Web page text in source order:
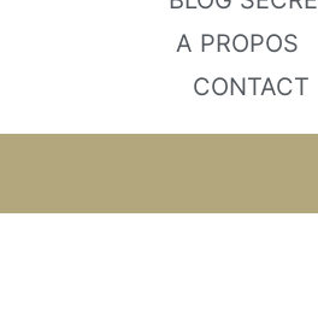
A PROPOS
CONTACT